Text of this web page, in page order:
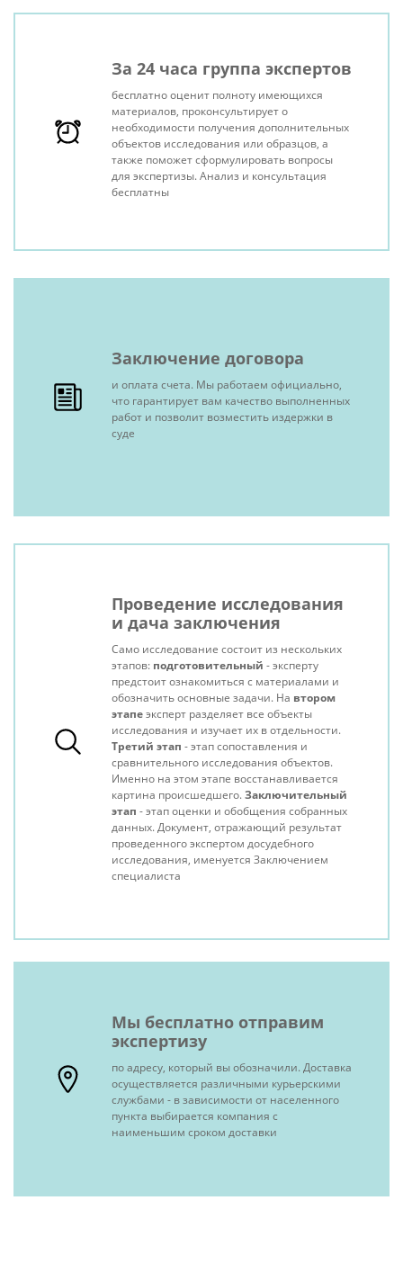
За 24 часа группа экспертов
бесплатно оценит полноту имеющихся
материалов, проконсультирует о
необходимости получения дополнительных
объектов исследования или образцов, а
также поможет сформулировать вопросы
для экспертизы. Анализ и консультация
бесплатны
Заключение договора
и оплата счета. Мы работаем официально,
что гарантирует вам качество выполненных
работ и позволит возместить издержки в
суде
Проведение исследования
и дача заключения
Само исследование состоит из нескольких
этапов: подготовительный - эксперту
предстоит ознакомиться с материалами и
обозначить основные задачи. На втором
этапеэксперт разделяет все объекты
исследования и изучает их в отдельности.
Третий этап - этап сопоставления и
сравнительного исследования объектов.
Именно на этом этапе восстанавливается
картина происшедшего.Заключительный
этап - этап оценки и обобщения собранных
данных. Документ, отражающий результат
проведенного экспертом досудебного
исследования, именуется Заключением
специалиста
Мы бесплатно отправим
экспертизу
по адресу, который вы обозначили. Доставка
осуществляется различными курьерскими
службами - в зависимости от населенного
пункта выбирается компания с
наименьшим сроком доставки